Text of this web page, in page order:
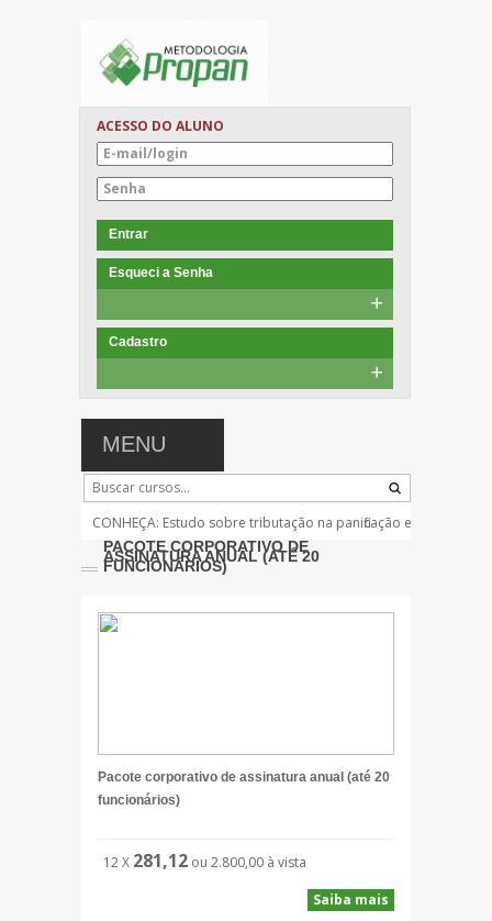
ACESSO DO ALUNO
Entrar
Esqueci a Senha
+
Cadastro
+
MENU
CONHEÇA: Estudo sobre tributação na panificação e
confeitaria
PACOTE CORPORATIVO DE
ASSINATURA ANUAL (ATÉ 20
FUNCIONÁRIOS)
Pacote corporativo de assinatura anual (até 20
funcionários)
12 X 281,12 ou 2.800,00 à vista
Saiba mais